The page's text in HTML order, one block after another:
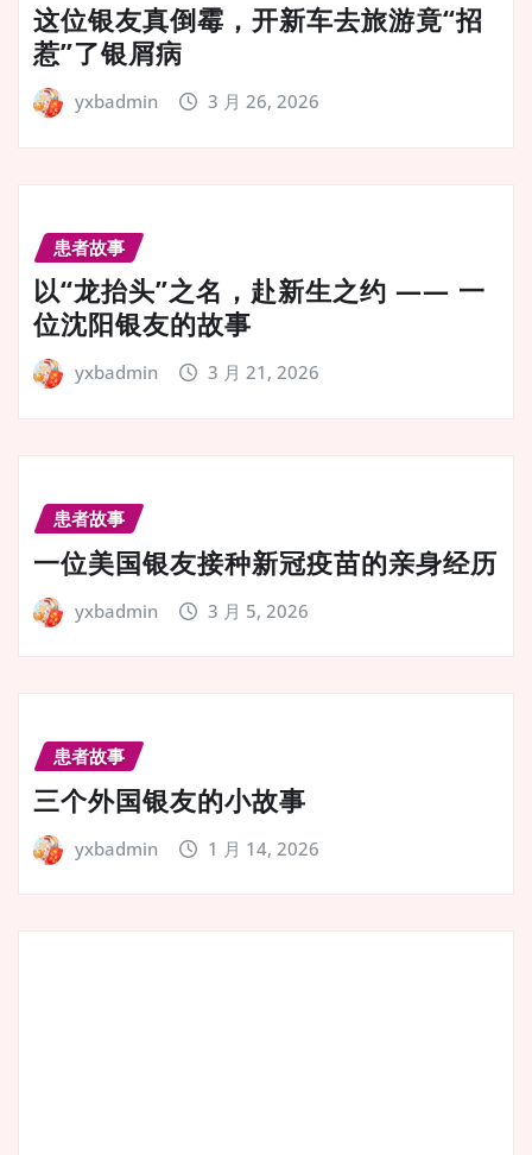
这位银友真倒霉，开新车去旅游竟“招
惹”了银屑病
yxbadmin 3 月 26, 2026
患者故事
以“龙抬头”之名，赴新生之约 —— 一
位沈阳银友的故事
yxbadmin 3 月 21, 2026
患者故事
一位美国银友接种新冠疫苗的亲身经历
yxbadmin 3 月 5, 2026
患者故事
三个外国银友的小故事
yxbadmin 1 月 14, 2026